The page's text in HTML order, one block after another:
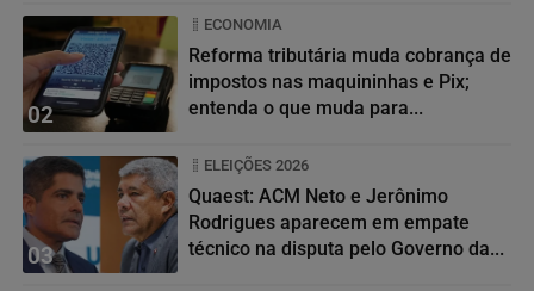
02
ECONOMIA
Reforma tributária muda cobrança de
impostos nas maquininhas e Pix;
entenda o que muda para...
03
ELEIÇÕES 2026
Quaest: ACM Neto e Jerônimo
Rodrigues aparecem em empate
técnico na disputa pelo Governo da...